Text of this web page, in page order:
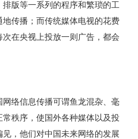
版等一系列的程序和繁琐的工
传播；而传统媒体电视的花费
在央视上投放一则广告，都会
络信息传播可谓鱼龙混杂、毫
秩序，使国外各种媒体以及投
，他们对中国未来网络的发展